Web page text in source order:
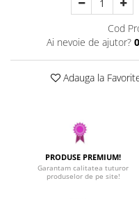
Cod
Ai nevoie de ajutor?
Adauga la
PRODUSE PREMIUM!
Garantam calitatea tuturor
produselor de pe site!